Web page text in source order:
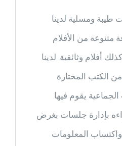
طيبة ومسلية لدينا
من الأفلام
أفلام وثائقية. لدينا
الكتب المختارة
يقوم فيها
بإدارة جلسات بغرض
واكتساب المعلومات